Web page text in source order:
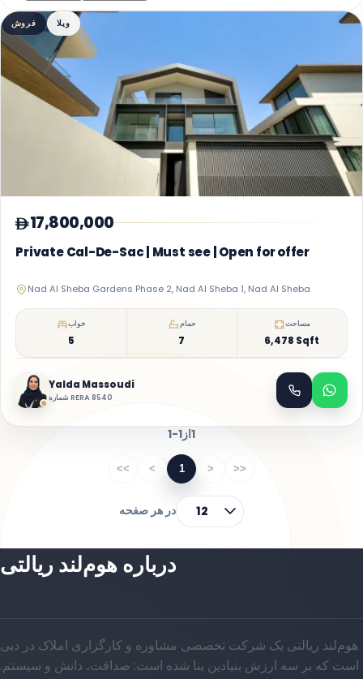
فروش ویلا
17,800,000
Private Cal-De-Sac | Must see | Open for offer
Nad Al Sheba Gardens Phase 2, Nad Al Sheba 1, Nad Al Sheba
خواب
5
حمام
7
مساحت
6,478 Sqft
Yalda Massoudi
شماره RERA 8540
1-1از1
<< < 1 > >>
در هر صفحه 12
درباره هوم‌لند ریالتی
هوم‌لند ریالتی یک شرکت تخصصی مشاوره و کارگزاری املاک در دبی
است که بر سه ارزش بنیادین بنا شده است: صداقت، دانش و سیستم.